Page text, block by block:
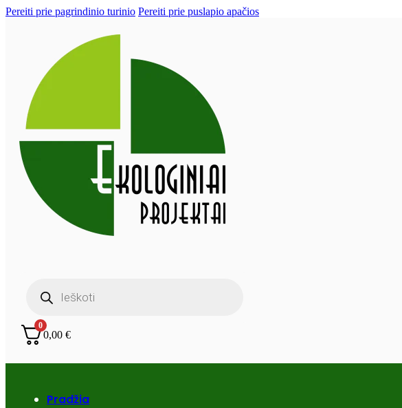
Pereiti prie pagrindinio turinio Pereiti prie puslapio apačios
search
0
0,00 €
Pradžia